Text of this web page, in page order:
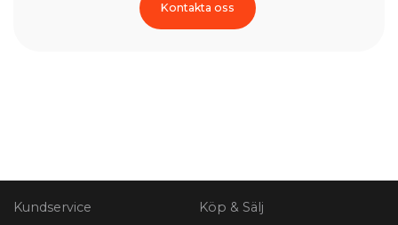
Kontakta oss
Kundservice
Köp & Sälj